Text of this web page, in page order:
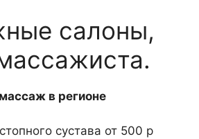
салоны,
в регионе
сустава от 500 р